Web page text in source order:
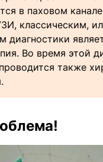
в паховом
классическим,
диагностики
Во время этой
также